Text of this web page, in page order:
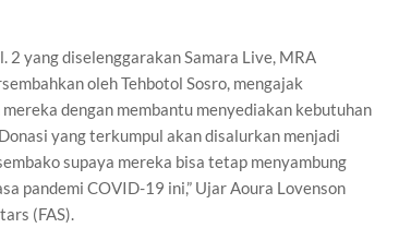
2 yang diselenggarakan Samara Live, MRA
oleh Tehbotol Sosro, mengajak
dengan membantu menyediakan kebutuhan
yang terkumpul akan disalurkan menjadi
supaya mereka bisa tetap menyambung
pandemi COVID-19 ini,” Ujar Aoura Lovenson
(FAS).